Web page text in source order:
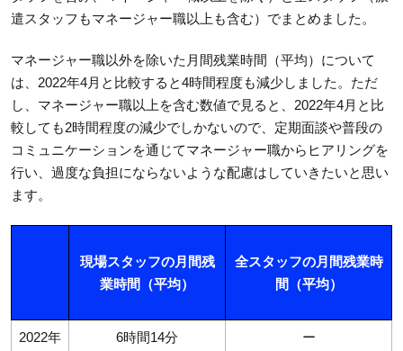
遣スタッフもマネージャー職以上も含む）でまとめました。
マネージャー職以外を除いた月間残業時間（平均）について
は、2022年4月と比較すると4時間程度も減少しました。ただ
し、マネージャー職以上を含む数値で見ると、2022年4月と比
較しても2時間程度の減少でしかないので、定期面談や普段の
コミュニケーションを通じてマネージャー職からヒアリングを
行い、過度な負担にならないような配慮はしていきたいと思い
ます。
現場スタッフの月間残
業時間（平均）
全スタッフの月間残業時
間（平均）
2022年
6時間14分 ー